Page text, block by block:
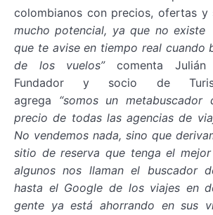
colombianos con precios, ofertas y
mucho potencial, ya que no existe
que te avise en tiempo real cuando
de los vuelos”comenta
Fundador y socio de
agrega “somos un metabuscador
precio de todas las agencias de
No vendemos nada, sino que
sitio de reserva que tenga el
algunos nos llaman el buscador
hasta el Google de los viajes en
gente ya está ahorrando en sus